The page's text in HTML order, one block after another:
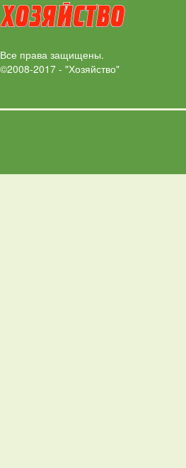
Все права защищены.
©2008-2017 - "Хозяйство"